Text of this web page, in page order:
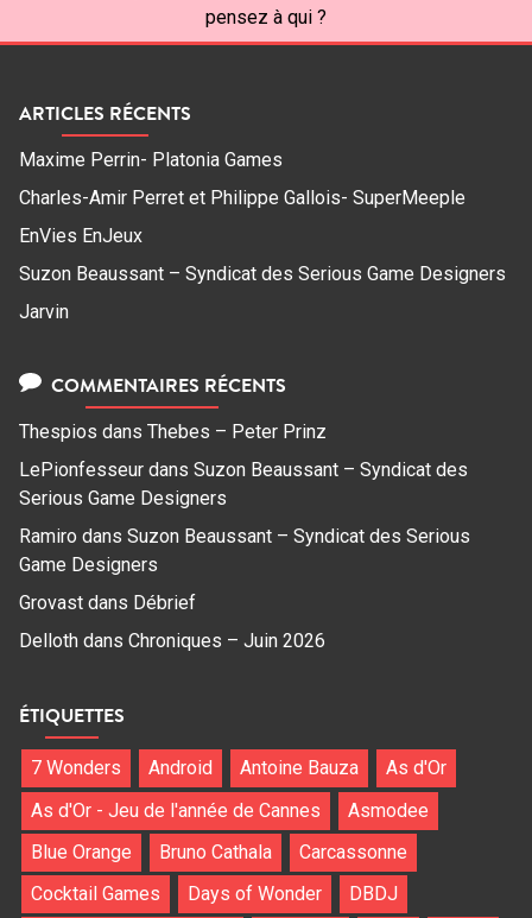
pensez à qui ?
ARTICLES RÉCENTS
Maxime Perrin- Platonia Games
Charles-Amir Perret et Philippe Gallois- SuperMeeple
EnVies EnJeux
Suzon Beaussant – Syndicat des Serious Game Designers
Jarvin
COMMENTAIRES RÉCENTS
Thespios dans Thebes – Peter Prinz
LePionfesseur dans Suzon Beaussant – Syndicat des
Serious Game Designers
Ramiro dans Suzon Beaussant – Syndicat des Serious
Game Designers
Grovast dans Débrief
Delloth dans Chroniques – Juin 2026
ÉTIQUETTES
7 Wonders Android Antoine Bauza
As d'Or
As d'Or - Jeu de l'année de Cannes
Asmodee
Blue Orange
Bruno Cathala
Carcassonne
Cocktail Games
Days of Wonder DBDJ